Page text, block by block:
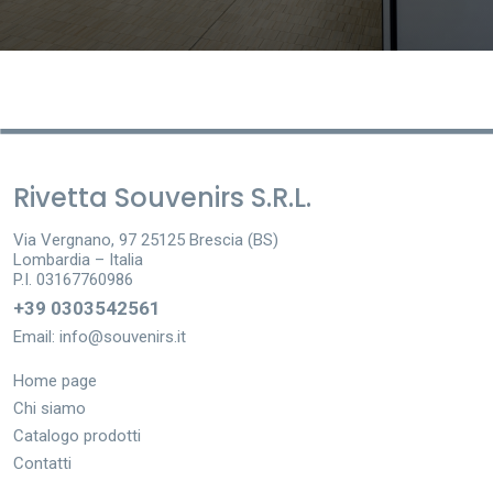
Rivetta Souvenirs S.R.L.
Via Vergnano, 97 25125 Brescia (BS)
Lombardia – Italia
P.I. 03167760986
+39 0303542561
Email: info@souvenirs.it
Home page
Chi siamo
Catalogo prodotti
Contatti